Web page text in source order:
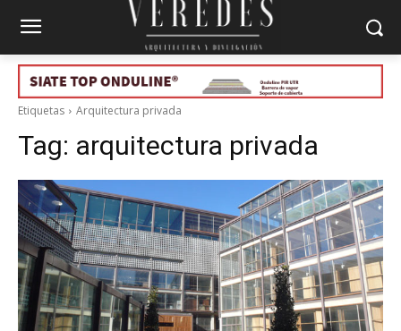
Etiquetas Arquitectura privada
Tag: arquitectura privada